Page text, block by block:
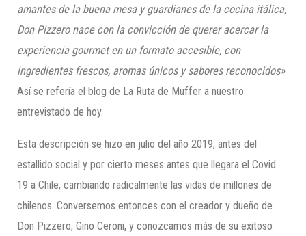
amantes de la buena mesa y guardianes de la cocina itálica,
Don Pizzeronace con la convicción de querer acercar la
experiencia gourmet en un formato accesible, con
ingredientes frescos, aromas únicos y sabores reconocidos»
Así se refería el blog de La Ruta de Muffer a nuestro
entrevistado de hoy.
Esta descripción se hizo en julio del año 2019, antes del
estallido social y por cierto meses antes que llegara el Covid
19 a Chile, cambiando radicalmente las vidas de millones de
chilenos. Conversemos entonces con el creador y dueño de
Don Pizzero, Gino Ceroni, y conozcamos más de su exitoso